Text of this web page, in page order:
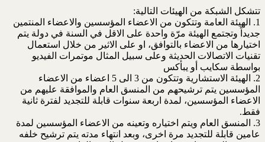
تتشكل الشبكة من الهيئات التالية:
1. الهيئة العامة وتتكون من الاعضاء المؤسسين والاعضاء المنتمين
جديداً وتجتمع الهيئة مرّة واحدة على الاقل في السنة في دولة يتم
اختيارها من الاعضاء بالتوافق، او على الاثير من خلال استعمال
تقنيات الاتصالات الحديثة وعلى سبيل المثال موتمرات الفيديو
بواسطة سكايب أو يبأكس
2. الهيئة الاستشارية وتتكون من 3 الى 5 اعضاء من الاعضاء
المؤسسين يتم ترشيحهم من المنسق العام والموافقة عليهم من
الاعضاء المؤسسين، لمدة اربعة سنوات قابلة للتجديد لفترة ثانية
فقط.
3. المنسق العام ويتم اختياره وتعينه من الاعضاء المؤسسين لمدة
عامين قابلة للتجديد مرة اخرى، وبعد انتهاء مدته يتم ترشيح خلفه